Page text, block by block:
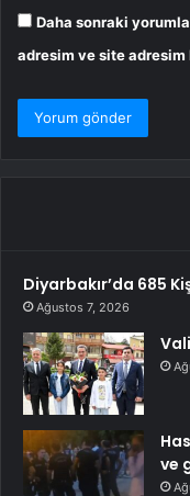
Daha sonraki
adresim ve site adresim
Diyarbakır’da 685
Ağustos 7, 2026
ve